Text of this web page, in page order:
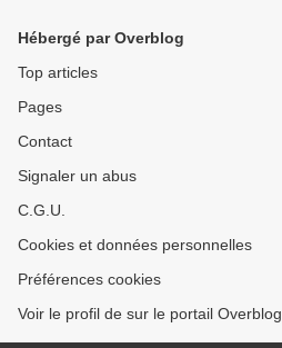
Hébergé par Overblog
Top articles
Pages
Contact
Signaler un abus
C.G.U.
Cookies et données personnelles
Préférences cookies
Voir le profil de sur le portail Overblog